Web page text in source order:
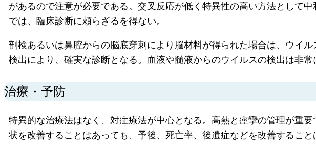
があるので注意が必要である。交叉反応が低く特異性の高い方法として
では、臨床診断に頼らざるを得ない。
剖検あるいは鼻腔からの脳底穿刺により脳材料が得られた場合は、ウイ
検出により、確実な診断となる。血液や髄液からのウイルスの検出は非常
治療・予防
特異的な治療法はなく、対症療法が中心となる。高熱と痙攣の管理が重
状を改善することはあっても、予後、死亡率、後遺症などを改善すること